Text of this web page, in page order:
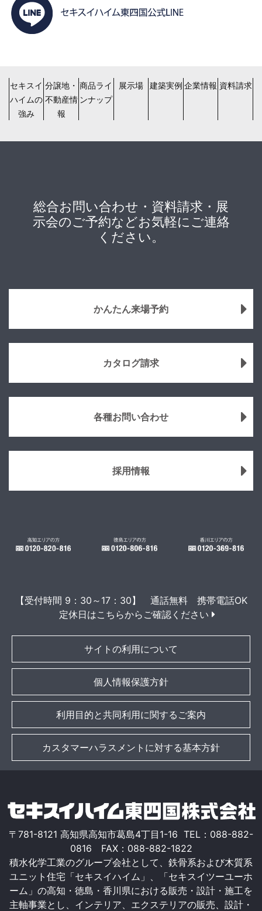
セキスイ
ハイムの
強み
分譲地・
不動産情
報
商品ライ
ンナップ
展示場 建築実例 企業情報 資料請求
総合お問い合わせ・資料請求・展
示会のご予約などお気軽にご連絡
ください。
かんたん来場予約
カタログ請求
各種お問い合わせ
採用情報
【受付時間 9：30～17：30】 通話無料 携帯電話OK
定休日はこちらからご確認ください
サイトの利用について
個人情報保護方針
利用目的と共同利用に関するご案内
カスタマーハラスメントに対する基本方針
〒781-8121 高知県高知市葛島4丁目1-16 TEL：088-882-
0816 FAX：088-882-1822
積水化学工業のグループ会社として、鉄骨系および木質系
ユニット住宅「セキスイハイム」、「セキスイツーユーホ
ーム」の高知・徳島・香川県における販売・設計・施工を
主軸事業とし、インテリア、エクステリアの販売、設計・